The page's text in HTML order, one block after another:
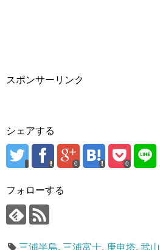
スポンサーリンク
シェアする
0 0
フォローする
三浦半島, 三浦富士, 庚申塔, 武山